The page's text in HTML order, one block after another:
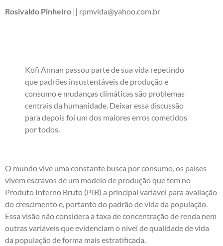
Rosivaldo Pinheiro || rpmvida@yahoo.com.br
Kofi Annan passou parte de sua vida repetindo
que padrões insustentáveis de produção e
consumo e mudanças climáticas são problemas
centrais da humanidade. Deixar essa discussão
para depois foi um dos maiores erros cometidos
por todos.
O mundo vive uma constante busca por consumo, os países
vivem escravos de um modelo de produção que tem no
Produto Interno Bruto (PIB) a principal variável para avaliação
do crescimento e, portanto do padrão de vida da população.
Essa visão não considera a taxa de concentração de renda nem
outras variáveis que evidenciam o nível de qualidade de vida
da população de forma mais estratificada.